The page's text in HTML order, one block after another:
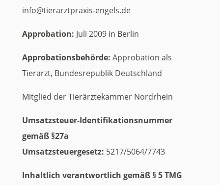
info@tierarztpraxis-engels.de
Approbation: Juli 2009 in Berlin
Approbationsbehörde: Approbation als
Tierarzt, Bundesrepublik Deutschland
Mitglied der Tierärztekammer Nordrhein
Umsatzsteuer-Identifikationsnummer
gemäß §27a
Umsatzsteuergesetz: 5217/5064/7743
Inhaltlich verantwortlich gemäß § 5 TMG